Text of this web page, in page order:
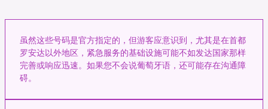
虽然这些号码是官方指定的，但游客应意识到，尤其是在首都
罗安达以外地区，紧急服务的基础设施可能不如发达国家那样
完善或响应迅速。如果您不会说葡萄牙语，还可能存在沟通障
碍。